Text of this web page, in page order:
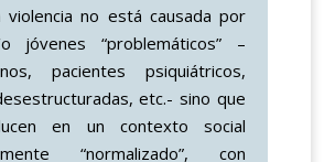
violencia no está causada por
jóvenes “problemáticos” –
pacientes psiquiátricos,
etc.- sino que
en un contexto social
“normalizado”, con